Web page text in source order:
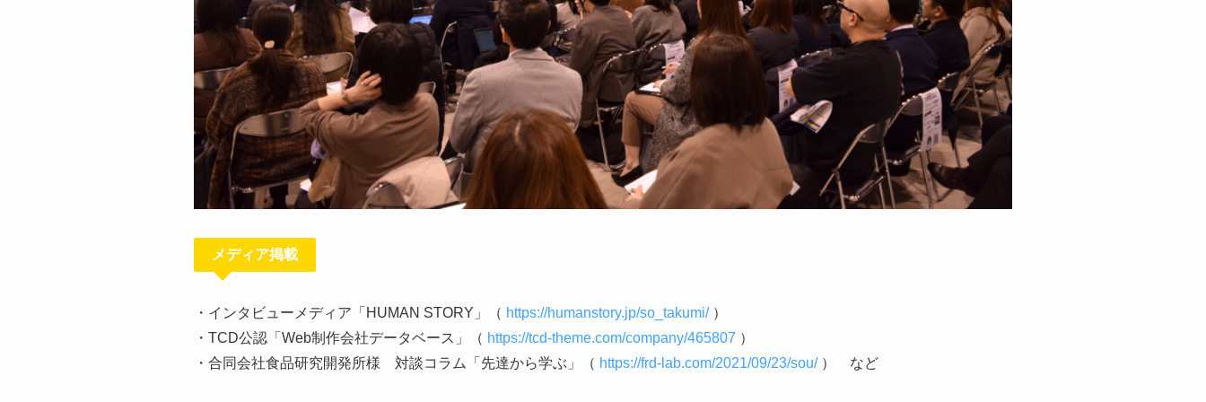
メディア掲載
・インタビューメディア「HUMAN STORY」（ https://humanstory.jp/so_takumi/）
・TCD公認「Web制作会社データベース」（ https://tcd-theme.com/company/465807 ）
・合同会社食品研究開発所様 対談コラム「先達から学ぶ」（ https://frd-lab.com/2021/09/23/sou/） など